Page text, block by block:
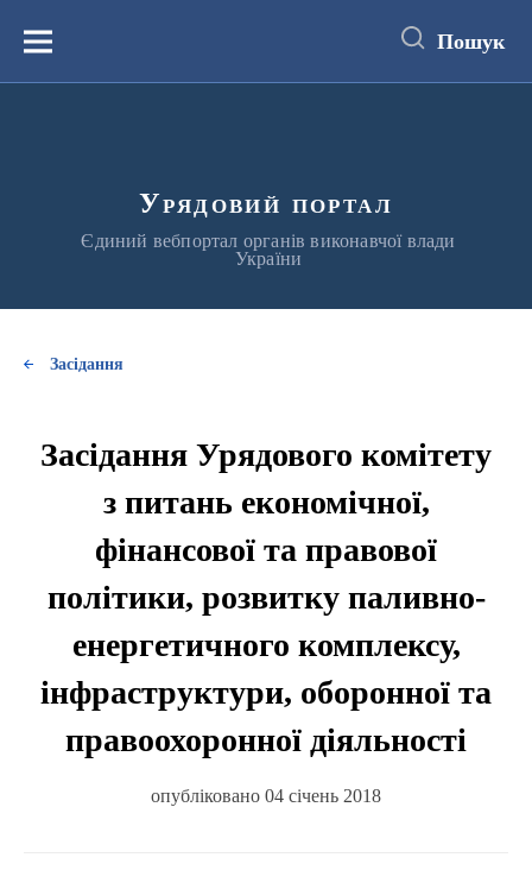
вмістуМеню Пошук
Урядовий портал
Єдиний вебпортал органів виконавчої влади
України
Засідання
Засідання Урядового комітету
з питань економічної,
фінансової та правової
політики, розвитку паливно-
енергетичного комплексу,
інфраструктури, оборонної та
правоохоронної діяльності
опубліковано 04 січень 2018